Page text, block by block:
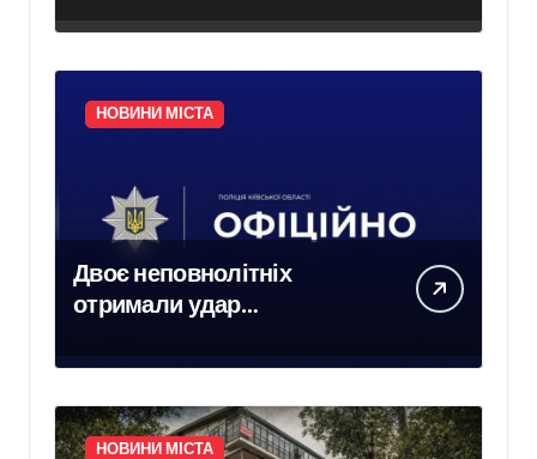
НОВИНИ МІСТА
Двоє неповнолітніх
отримали удар
залізничних коліях у
НОВИНИ МІСТА